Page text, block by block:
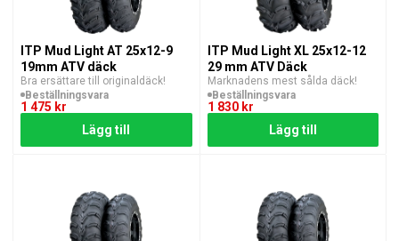
ITP Mud Light AT 25x12-9
19mm ATV däck
Bra ersättare till originaldäck!
Beställningsvara
1 475 kr
Lägg till
ITP Mud Light XL 25x12-12
29 mm ATV Däck
Marknadens mest sålda däck!
Beställningsvara
1 830 kr
Lägg till